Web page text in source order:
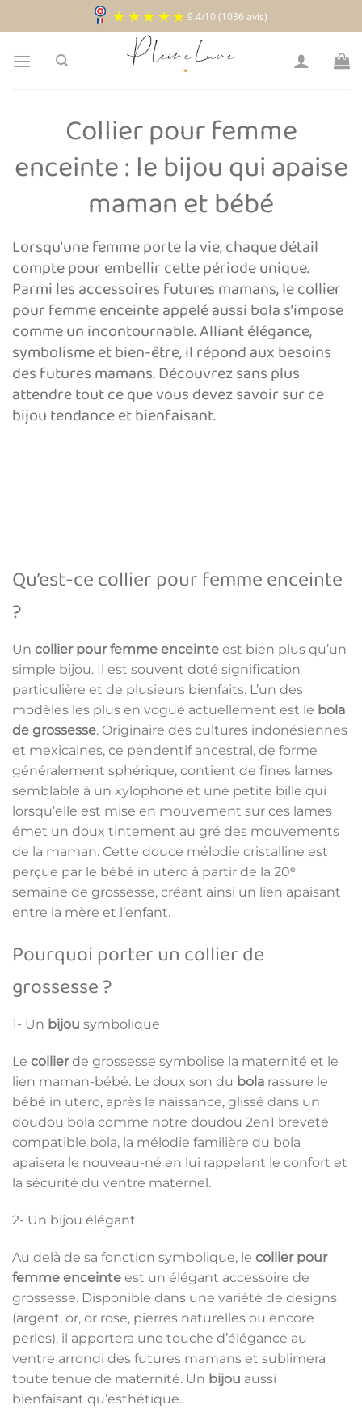
au
contenu
9.4/10(1036 avis)
Collier pour femme
enceinte : le bijou qui apaise
maman et bébé
Lorsqu’une femme porte la vie, chaque détail
compte pour embellir cette période unique.
Parmi les accessoires futures mamans, le collier
pour femme enceinte appelé aussi bola s’impose
comme un incontournable. Alliant élégance,
symbolisme et bien-être, il répond aux besoins
des futures mamans. Découvrez sans plus
attendre tout ce que vous devez savoir sur ce
bijou tendance et bienfaisant.
Qu’est-ce collier pour femme enceinte
?
Un collier pour femme enceinte est bien plus qu’un
simple bijou. Il est souvent doté signification
particulière et de plusieurs bienfaits. L’un des
modèles les plus en vogue actuellement est le bola
de grossesse. Originaire des cultures indonésiennes
et mexicaines, ce pendentif ancestral, de forme
généralement sphérique, contient de fines lames
semblable à un xylophone et une petite bille qui
lorsqu’elle est mise en mouvement sur ces lames
émet un doux tintement au gré des mouvements
de la maman. Cette douce mélodie cristalline est
perçue par le bébé in utero à partir de la 20ᵉ
semaine de grossesse, créant ainsi un lien apaisant
entre la mère et l’enfant.
Pourquoi porter un collier de
grossesse ?
1- Un bijou symbolique
Le collierde grossesse symbolise la maternité et le
lien maman-bébé. Le doux son du bola rassure le
bébé in utero, après la naissance, glissé dans un
doudou bola comme notre doudou 2en1 breveté
compatible bola, la mélodie familière du bola
apaisera le nouveau-né en lui rappelant le confort et
la sécurité du ventre maternel.
2- Un bijou élégant
Au delà de sa fonction symbolique, le collier pour
femme enceinte est un élégant accessoire de
grossesse. Disponible dans une variété de designs
(argent, or, or rose, pierres naturelles ou encore
perles), il apportera une touche d’élégance au
ventre arrondi des futures mamans et sublimera
toute tenue de maternité. Un bijou aussi
bienfaisant qu’esthétique.